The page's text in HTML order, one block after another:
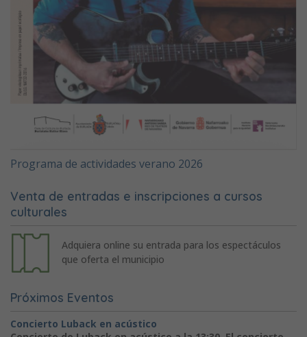
Programa de actividades verano 2026
Venta de entradas e inscripciones a cursos
culturales
Adquiera online su entrada para los espectáculos
que oferta el municipio
Próximos Eventos
Concierto Luback en acústico